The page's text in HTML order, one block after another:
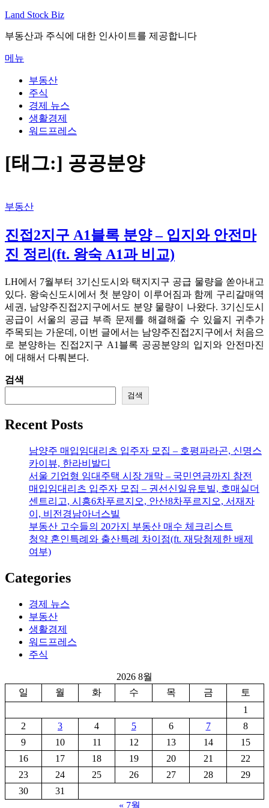
내
으
로
바
Land Stock Biz
부동산과 주식에 대한 인사이트를 제공합니다
메뉴
부동산
주식
경제 뉴스
생활경제
워드프레스
[태그:] 공공분양
부동산
진접2지구 A1블록 분양 – 입지와 안전마
진 정리(ft. 왕숙 A1과 비교)
LH에서 7월부터 3기신도시와 택지지구 공급 물량을 쏟아내고
있다. 왕숙신도시에서 첫 분양이 이루어짐과 함께 구리갈매역
세권, 남양주진접2지구에서도 분양 물량이 나왔다. 3기신도시
공급이 서울의 공급 부족 문제를 해결해줄 수 있을지 귀추가
주목되는 가운데, 이번 글에서는 남양주진접2지구에서 처음으
로 분양하는 진접2지구 A1블록 공공분양의 입지와 안전마진
에 대해서 다뤄본다.
검색
검색
Recent Posts
남양주 매입임대리츠 입주자 모집 – 호평파라곤, 신명스
카이뷰, 한라비발디
서울 기업형 임대주택 시장 개막 – 국민연금까지 참전
매입임대리츠 입주자 모집 – 권선신일유토빌, 호매실더
센트리고, 시흥6차푸르지오, 안산8차푸르지오, 서재자
이, 비전경남아너스빌
부동산 고수들의 20가지 부동산 매수 체크리스트
청약 혼인특례와 출산특례 차이점(ft. 재당첨제한 배제
여부)
Categories
경제 뉴스
부동산
생활경제
워드프레스
주식
2026 8월
일
월 화 수 목 금
토
1
2
3 4 5 6 7
8
9
10 11 12 13 14
15
16
17 18 19 20 21
22
23
24 25 26 27 28
29
30
31
« 7월